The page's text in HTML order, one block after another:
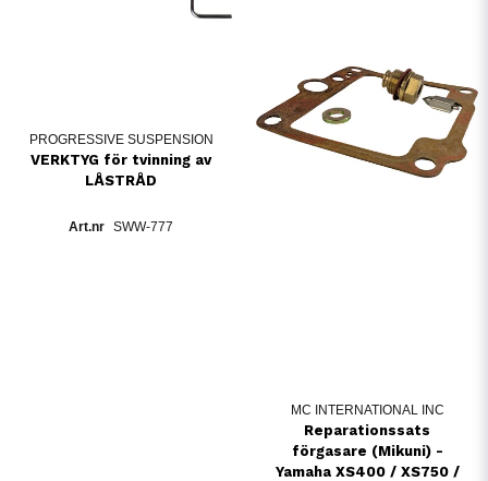
PROGRESSIVE SUSPENSION
VERKTYG för tvinning av
LÅSTRÅD
SWW-777
MC INTERNATIONAL INC
Reparationssats
förgasare (Mikuni) -
Yamaha XS400 / XS750 /